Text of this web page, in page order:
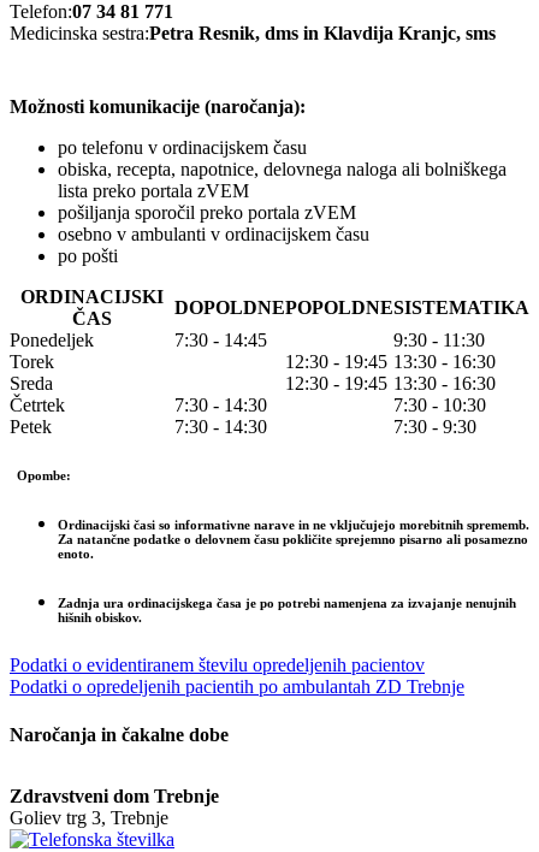
Telefon:07 34 81 771
Medicinska sestra:Petra Resnik, dms in Klavdija Kranjc, sms
Možnosti komunikacije (naročanja):
po telefonu v ordinacijskem času
obiska, recepta, napotnice, delovnega naloga ali bolniškega
lista preko portala zVEM
pošiljanja sporočil preko portala zVEM
osebno v ambulanti v ordinacijskem času
po pošti
ORDINACIJSKI
ČAS
DOPOLDNEPOPOLDNESISTEMATIKA
Ponedeljek
7:30 - 14:45
9:30 - 11:30
Torek
12:30 - 19:45 13:30 - 16:30
Sreda
12:30 - 19:45 13:30 - 16:30
Četrtek
7:30 - 14:30
7:30 - 10:30
Petek
7:30 - 14:30 7:30 - 9:30
Opombe:
Ordinacijski časi so informativne narave in ne vključujejo morebitnih sprememb.
Za natančne podatke o delovnem času pokličite sprejemno pisarno ali posamezno
enoto.
Zadnja ura ordinacijskega časa je po potrebi namenjena za izvajanje nenujnih
hišnih obiskov.
Podatki o evidentiranem številu opredeljenih pacientov
Podatki o opredeljenih pacientih po ambulantah ZD Trebnje
Naročanja in čakalne dobe
Zdravstveni dom Trebnje
Goliev trg 3, Trebnje